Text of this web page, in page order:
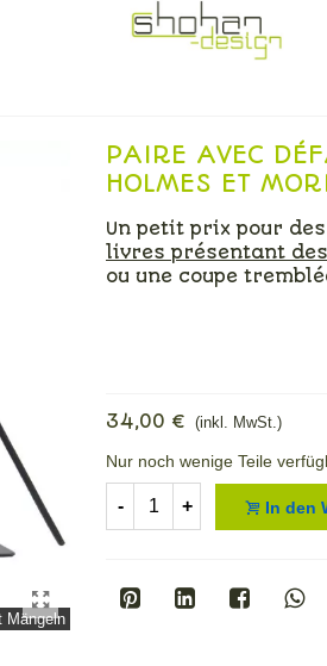
Mängeln
PAIRE AVEC
HOLMES ET
Un petit prix pour
livres présentant
ou une coupe
34,00 € (inkl. MwSt.)
Nur noch wenige Teile
- + In den